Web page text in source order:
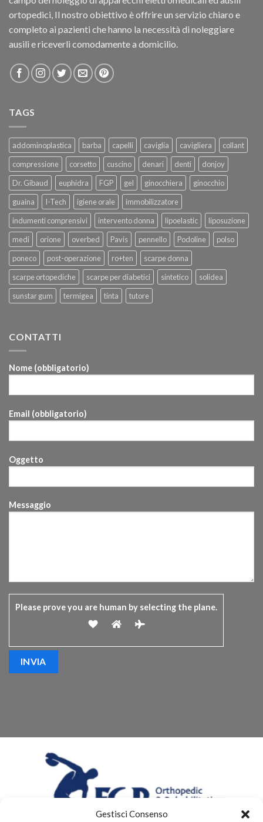
Gestisci Consenso
ortopedici, Il nostro obiettivo è offrire un servizio chiaro e
completo ai pazienti che hanno la necessità di noleggiare
ausili e riceverli comodamente a domicilio.
TAGS
addominoplastica barba capelli caviglia cavigliera
collant
compressione
corsetto cuscino denari denti
donjoy
Dr. Gibaud
euphidra FGP gel ginocchiera
ginocchio
guaina
I-Tech igiene orale
immobilizzatore
indumenti comprensivi
intervento donna lipoelastic
liposuzione
medi
orione overbed Pavis pennello Podoline
polso
poneco
post-operazione ro+ten
scarpe donna
scarpe ortopediche
scarpe per diabetici sintetico
solidea
sunstar gum
termigea tinta tutore
CONTATTI
Nome (obbligatorio)
Email (obbligatorio)
Oggetto
Messaggio
Please prove you are human by selecting the plane.